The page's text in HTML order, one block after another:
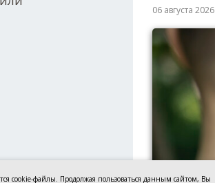
06 августа 2026
cookie-файлы. Продолжая пользоваться данным сайтом, Вы